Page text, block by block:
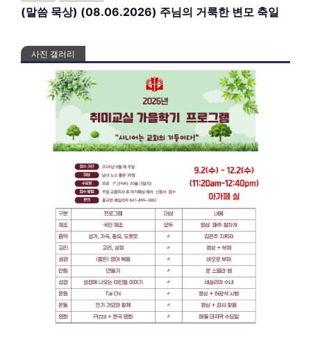
(말씀 묵상) (08.06.2026) 주님의 거룩한 변모 축일
사진 갤러리